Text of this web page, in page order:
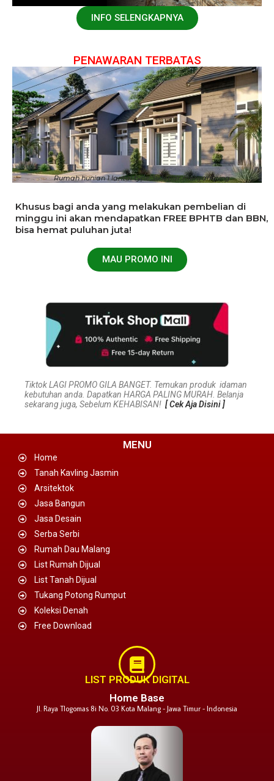
INFO SELENGKAPNYA
PENAWARAN TERBATAS
Rumah hunian 1 lantai type 36 lebar menyamping
Khusus bagi anda yang melakukan pembelian di
minggu ini akan mendapatkan FREE BPHTB dan BBN,
bisa hemat puluhan juta!
MAU PROMO INI
Tiktok LAGI PROMO GILA BANGET. Temukan produk idaman
kebutuhan anda. Dapatkan HARGA PALING MURAH. Belanja
sekarang juga, Sebelum KEHABISAN! [ Cek Aja Disini ]
MENU
Home
Tanah Kavling Jasmin
Arsitektok
Jasa Bangun
Jasa Desain
Serba Serbi
Rumah Dau Malang
List Rumah Dijual
List Tanah Dijual
Tukang Potong Rumput
Koleksi Denah
Free Download
LIST PRODUK DIGITAL
Home Base
Jl. Raya Tlogomas 8i No. 03 Kota Malang - Jawa Timur - Indonesia